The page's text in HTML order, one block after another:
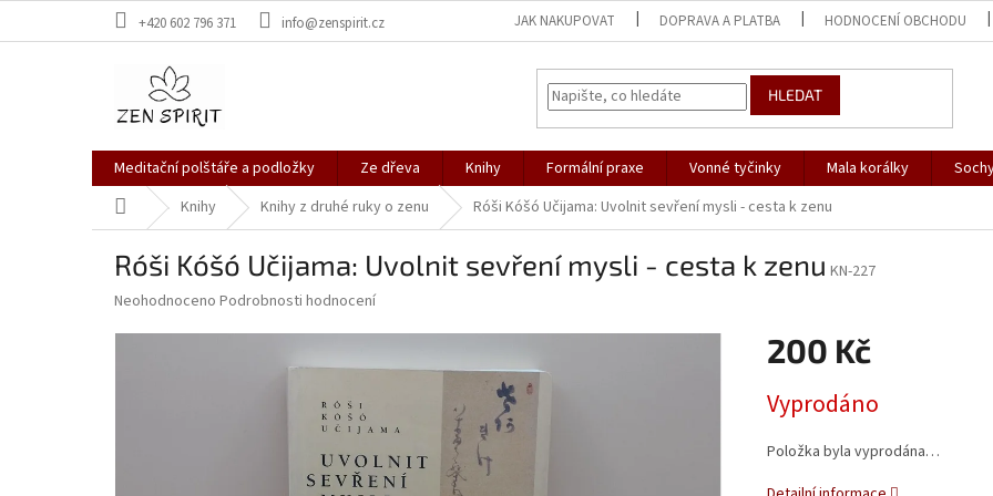
+420 602 796 371 info@zenspirit.cz JAK NAKUPOVAT DOPRAVA A PLATBA HODNOCENÍ OBCHODU
HLEDAT
Meditační polštáře a podložky Ze dřeva Knihy Formální praxe Vonné tyčinky Mala korálky
Domů Knihy Knihy z druhé ruky o zenu Róši Kóšó Učijama: Uvolnit sevření mysli - cesta k zenu
Róši Kóšó Učijama: Uvolnit sevření mysli - cesta k zenu KN-227
Průměrné
Neohodnoceno Podrobnosti hodnocení
200 Kč
cena:
Vyprodáno
Položka byla vyprodána…